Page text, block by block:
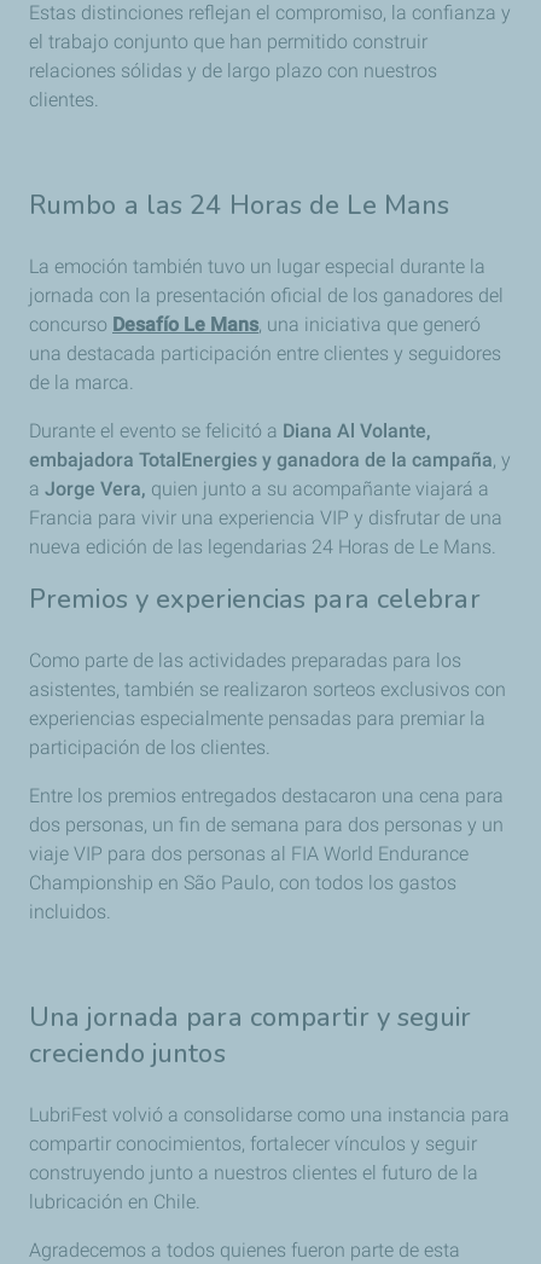
Estas distinciones reflejan el compromiso, la confianza y
el trabajo conjunto que han permitido construir
relaciones sólidas y de largo plazo con nuestros
clientes.
Rumbo a las 24 Horas de Le Mans
La emoción también tuvo un lugar especial durante la
jornada con la presentación oficial de los ganadores del
concurso Desafío Le Mans, una iniciativa que generó
una destacada participación entre clientes y seguidores
de la marca.
Durante el evento se felicitó a Diana Al Volante,
embajadora TotalEnergies y ganadora de la campaña, y
a Jorge Vera, quien junto a su acompañante viajará a
Francia para vivir una experiencia VIP y disfrutar de una
nueva edición de las legendarias 24 Horas de Le Mans.
Premios y experiencias para celebrar
Como parte de las actividades preparadas para los
asistentes, también se realizaron sorteos exclusivos con
experiencias especialmente pensadas para premiar la
participación de los clientes.
Entre los premios entregados destacaron una cena para
dos personas, un fin de semana para dos personas y un
viaje VIP para dos personas al FIA World Endurance
Championship en São Paulo, con todos los gastos
incluidos.
Una jornada para compartir y seguir
creciendo juntos
LubriFest volvió a consolidarse como una instancia para
compartir conocimientos, fortalecer vínculos y seguir
construyendo junto a nuestros clientes el futuro de la
lubricación en Chile.
Agradecemos a todos quienes fueron parte de esta